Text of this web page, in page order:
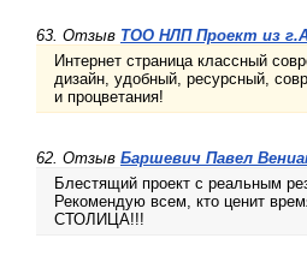
63. Отзыв ТОО НЛП Проект из
Интернет страница классный
дизайн, удобный, ресурсный,
и процветания!
62. Отзыв Баршевич Павел
Блестящий проект с реальным
Рекомендую всем, кто ценит
СТОЛИЦА!!!